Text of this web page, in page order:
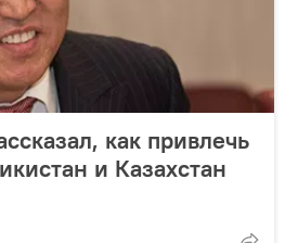
как привлечь
и Казахстан